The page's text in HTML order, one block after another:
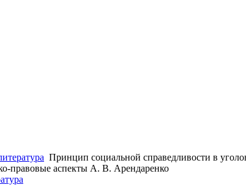
Принцип социальной справедливости в
правовые аспекты А. В. Арендаренко